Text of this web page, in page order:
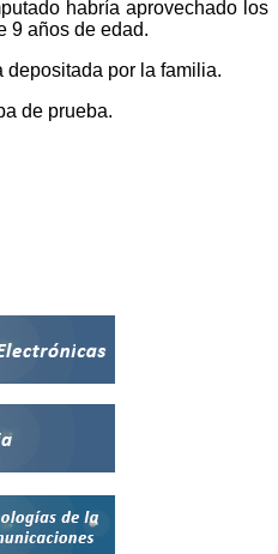
habría aprovechado los
9 años de edad.
por la familia.
de prueba.